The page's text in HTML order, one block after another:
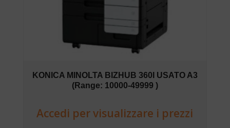
KONICA MINOLTA BIZHUB 360I USATO A3
(Range: 10000-49999 )
Accedi per visualizzare i prezzi